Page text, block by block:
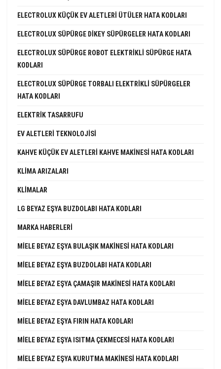
ELECTROLUX KÜÇÜK EV ALETLERI ÜTÜLER HATA KODLARI
ELECTROLUX SÜPÜRGE DIKEY SÜPÜRGELER HATA KODLARI
ELECTROLUX SÜPÜRGE ROBOT ELEKTRIKLI SÜPÜRGE HATA
KODLARI
ELECTROLUX SÜPÜRGE TORBALI ELEKTRIKLI SÜPÜRGELER
HATA KODLARI
ELEKTRIK TASARRUFU
EV ALETLERI TEKNOLOJISI
KAHVE KÜÇÜK EV ALETLERI KAHVE MAKINESI HATA KODLARI
KLIMA ARIZALARI
KLIMALAR
LG BEYAZ EŞYA BUZDOLABI HATA KODLARI
MARKA HABERLERI
MIELE BEYAZ EŞYA BULAŞIK MAKINESI HATA KODLARI
MIELE BEYAZ EŞYA BUZDOLABI HATA KODLARI
MIELE BEYAZ EŞYA ÇAMAŞIR MAKINESI HATA KODLARI
MIELE BEYAZ EŞYA DAVLUMBAZ HATA KODLARI
MIELE BEYAZ EŞYA FIRIN HATA KODLARI
MIELE BEYAZ EŞYA ISITMA ÇEKMECESI HATA KODLARI
MIELE BEYAZ EŞYA KURUTMA MAKINESI HATA KODLARI